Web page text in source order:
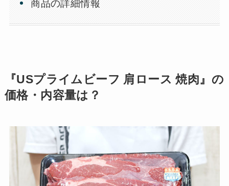
商品の詳細情報
『USプライムビーフ 肩ロース 焼肉』の
価格・内容量は？